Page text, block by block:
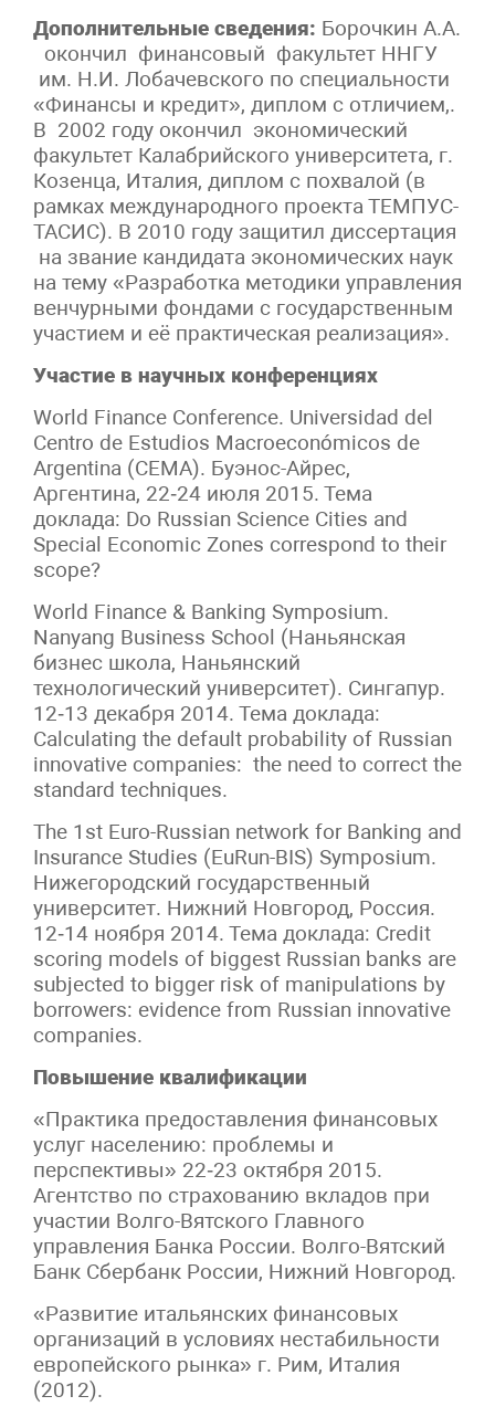
Дополнительные сведения: Борочкин А.А.
окончил финансовый факультет ННГУ
им. Н.И. Лобачевского по специальности
«Финансы и кредит», диплом с отличием,.
В 2002 году окончил экономический
факультет Калабрийского университета, г.
Козенца, Италия, диплом с похвалой (в
рамках международного проекта ТЕМПУС-
ТАСИС). В 2010 году защитил диссертация
на звание кандидата экономических наук
на тему «Разработка методики управления
венчурными фондами с государственным
участием и её практическая реализация».
Участие в научных конференциях
World Finance Conference. Universidad del
Centro de Estudios Macroeconómicos de
Argentina (CEMA). Буэнос-Айрес,
Аргентина, 22‑24 июля 2015. Тема
доклада: Do Russian Science Cities and
Special Economic Zones correspond to their
scope?
World Finance & Banking Symposium.
Nanyang Business School (Наньянская
бизнес школа, Наньянский
технологический университет). Сингапур.
12‑13 декабря 2014. Тема доклада:
Calculating the default probability of Russian
innovative companies: the need to correct the
standard techniques.
The 1st Euro-Russian network for Banking and
Insurance Studies (EuRun-BIS) Symposium.
Нижегородский государственный
университет. Нижний Новгород, Россия.
12‑14 ноября 2014. Тема доклада: Credit
scoring models of biggest Russian banks are
subjected to bigger risk of manipulations by
borrowers: evidence from Russian innovative
companies.
Повышение квалификации
«Практика предоставления финансовых
услуг населению: проблемы и
перспективы» 22‑23 октября 2015.
Агентство по страхованию вкладов при
участии Волго-Вятского Главного
управления Банка России. Волго-Вятский
Банк Сбербанк России, Нижний Новгород.
«Развитие итальянских финансовых
организаций в условиях нестабильности
европейского рынка» г. Рим, Италия
(2012).